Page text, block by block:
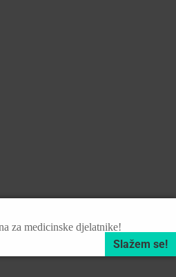
za medicinske djelatnike!